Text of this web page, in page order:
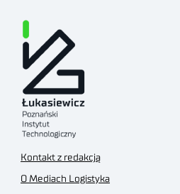
Kontakt z redakcją
O Mediach Logistyka